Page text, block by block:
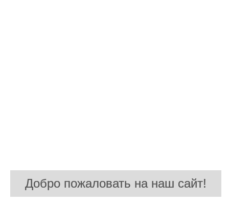
Добро пожаловать на наш сайт!
Добро пожаловать на наш сайт!